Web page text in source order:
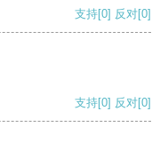
支持[0] 反对[0]
支持[0] 反对[0]